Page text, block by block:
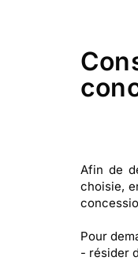
Afin de
choisie,
Pour
- résider